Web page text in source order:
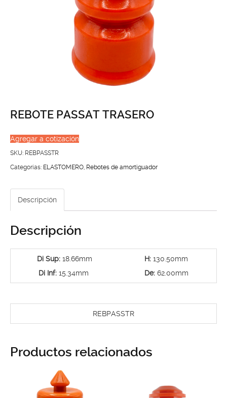
REBOTE PASSAT TRASERO
Agregar a cotización
SKU: REBPASSTR
Categorías: ELASTOMERO, Rebotes de amortiguador
Descripción
Descripción
Di Sup:18.66mm
Di Inf:15.34mm
H: 130.50mm
De:62.00mm
REBPASSTR
Productos relacionados